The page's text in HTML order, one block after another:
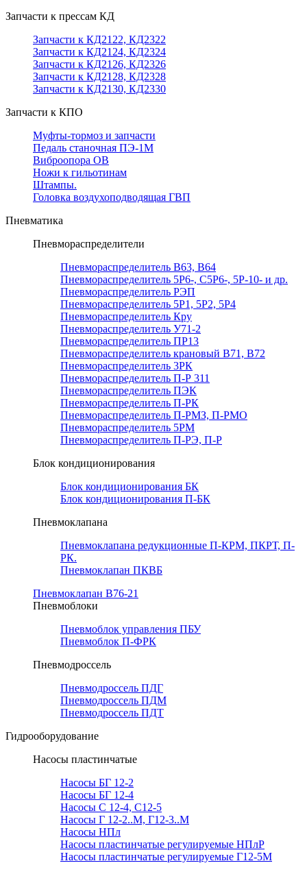
Запчасти к прессам КД
Запчасти к КД2122, КД2322
Запчасти к КД2124, КД2324
Запчасти к КД2126, КД2326
Запчасти к КД2128, КД2328
Запчасти к КД2130, КД2330
Запчасти к КПО
Муфты-тормоз и запчасти
Педаль станочная ПЭ-1М
Виброопора ОВ
Ножи к гильотинам
Штампы.
Головка воздухоподводящая ГВП
Пневматика
Пневмораспределители
Пневмораспределитель В63, В64
Пневмораспределитель 5Р6-, С5Р6-, 5Р-10- и др.
Пневмораспределитель РЭП
Пневмораспределитель 5Р1, 5Р2, 5Р4
Пневмораспределитель Кру
Пневмораспределитель У71-2
Пневмораспределитель ПР13
Пневмораспределитель крановый В71, В72
Пневмораспределитель 3РК
Пневмораспределитель П-Р 311
Пневмораспределитель ПЭК
Пневмораспределитель П-РК
Пневмораспределитель П-РМЗ, П-РМО
Пневмораспределитель 5РМ
Пневмораспределитель П-РЭ, П-Р
Блок кондиционирования
Блок кондиционирования БК
Блок кондиционирования П-БК
Пневмоклапана
Пневмоклапана редукционные П-КРМ, ПКРТ, П-
РК.
Пневмоклапан ПКВБ
Пневмоклапан В76-21
Пневмоблоки
Пневмоблок управления ПБУ
Пневмоблок П-ФРК
Пневмодроссель
Пневмодроссель ПДГ
Пневмодроссель ПДМ
Пневмодроссель ПДТ
Гидрооборудование
Насосы пластинчатые
Насосы БГ 12-2
Насосы БГ 12-4
Насосы С 12-4, С12-5
Насосы Г 12-2..М, Г12-3..М
Насосы НПл
Насосы пластинчатые регулируемые НПлР
Насосы пластинчатые регулируемые Г12-5М